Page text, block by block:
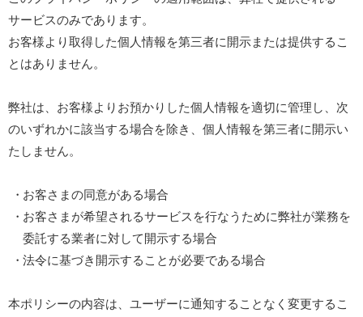
サービスのみであります。
お客様より取得した個人情報を第三者に開示または提供するこ
とはありません。
弊社は、お客様よりお預かりした個人情報を適切に管理し、次
のいずれかに該当する場合を除き、個人情報を第三者に開示い
たしません。
お客さまの同意がある場合
お客さまが希望されるサービスを行なうために弊社が業務を
委託する業者に対して開示する場合
法令に基づき開示することが必要である場合
本ポリシーの内容は、ユーザーに通知することなく変更するこ